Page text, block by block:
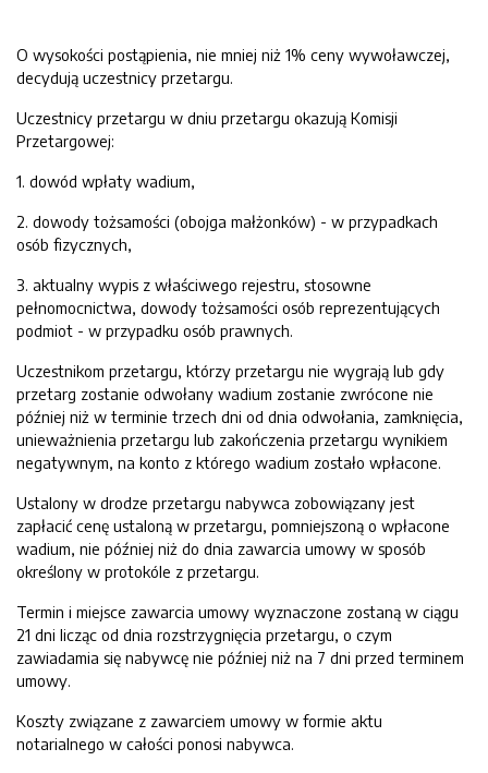
O wysokości postąpienia, nie mniej niż 1% ceny wywoławczej,
decydują uczestnicy przetargu.
Uczestnicy przetargu w dniu przetargu okazują Komisji
Przetargowej:
1. dowód wpłaty wadium,
2. dowody tożsamości (obojga małżonków) - w przypadkach
osób fizycznych,
3. aktualny wypis z właściwego rejestru, stosowne
pełnomocnictwa, dowody tożsamości osób reprezentujących
podmiot - w przypadku osób prawnych.
Uczestnikom przetargu, którzy przetargu nie wygrają lub gdy
przetarg zostanie odwołany wadium zostanie zwrócone nie
później niż w terminie trzech dni od dnia odwołania, zamknięcia,
unieważnienia przetargu lub zakończenia przetargu wynikiem
negatywnym, na konto z którego wadium zostało wpłacone.
Ustalony w drodze przetargu nabywca zobowiązany jest
zapłacić cenę ustaloną w przetargu, pomniejszoną o wpłacone
wadium, nie później niż do dnia zawarcia umowy w sposób
określony w protokóle z przetargu.
Termin i miejsce zawarcia umowy wyznaczone zostaną w ciągu
21 dni licząc od dnia rozstrzygnięcia przetargu, o czym
zawiadamia się nabywcę nie później niż na 7 dni przed terminem
umowy.
Koszty związane z zawarciem umowy w formie aktu
notarialnego w całości ponosi nabywca.